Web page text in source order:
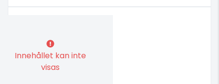
Innehållet kan inte
visas